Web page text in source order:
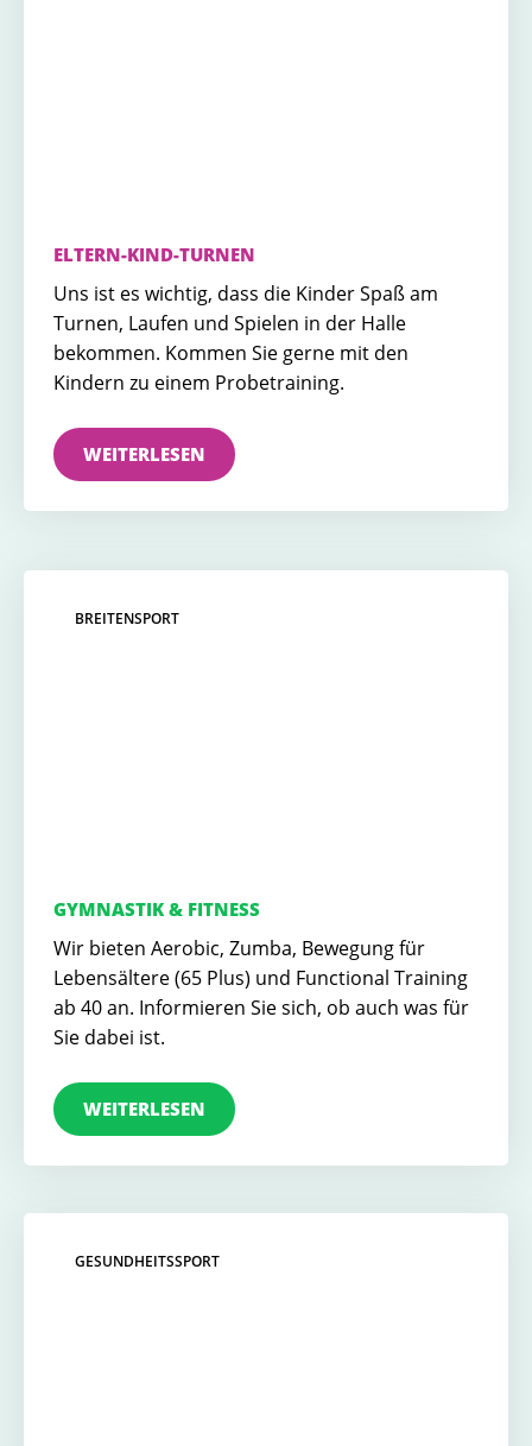
ELTERN-KIND-TURNEN
Uns ist es wichtig, dass die Kinder Spaß am
Turnen, Laufen und Spielen in der Halle
bekommen. Kommen Sie gerne mit den
Kindern zu einem Probetraining.
WEITERLESEN
BREITENSPORT
GYMNASTIK & FITNESS
Wir bieten Aerobic, Zumba, Bewegung für
Lebensältere (65 Plus) und Functional Training
ab 40 an. Informieren Sie sich, ob auch was für
Sie dabei ist.
WEITERLESEN
GESUNDHEITSSPORT